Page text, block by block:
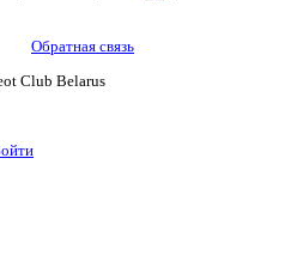
Обратная связь
Club Belarus